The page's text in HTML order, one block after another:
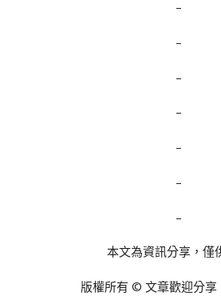
–
–
–
–
–
–
–
本文為資訊分享，僅
版權所有 © 文章歡迎分享